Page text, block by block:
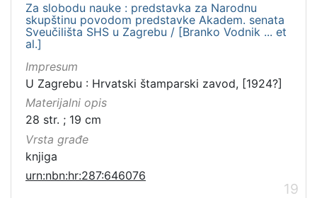
Za slobodu nauke : predstavka za Narodnu
skupštinu povodom predstavke Akadem. senata
Sveučilišta SHS u Zagrebu / [Branko Vodnik ... et
al.]
Impresum
U Zagrebu : Hrvatski štamparski zavod, [1924?]
Materijalni opis
28 str. ; 19 cm
Vrsta građe
knjiga
urn:nbn:hr:287:646076
19